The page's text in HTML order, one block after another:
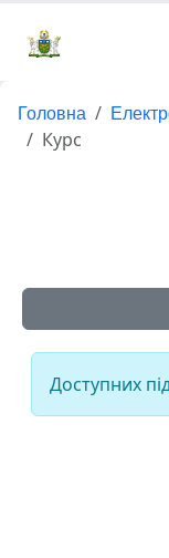
Головна
Курс
Доступних